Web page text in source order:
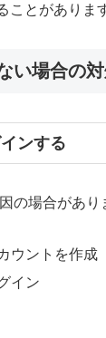
ことがありま
い場合の
ンする
の場合があり
ウントを作成
イン